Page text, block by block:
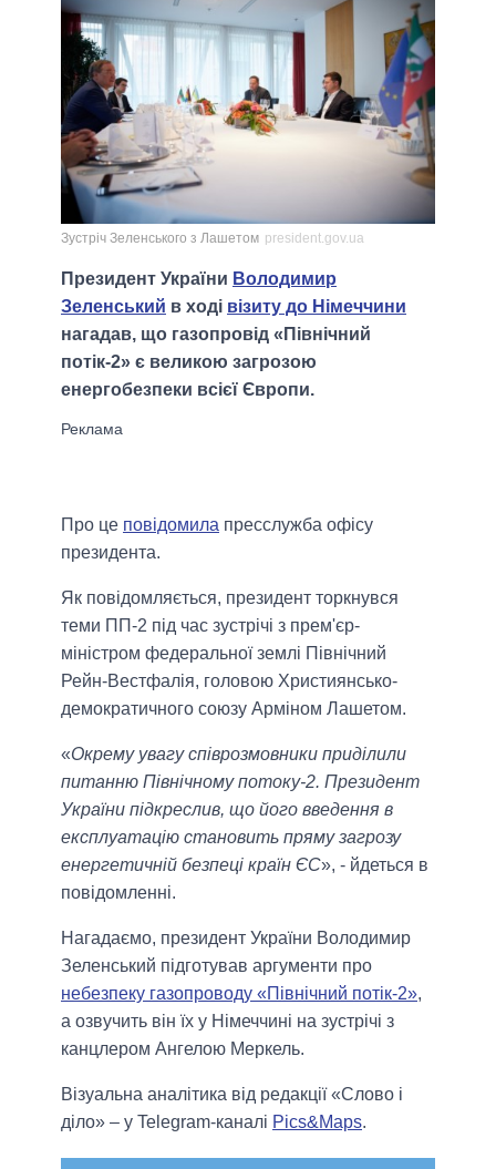
Зустріч Зеленського з Лашетом president.gov.ua
Президент України Володимир
Зеленський в ході візиту до Німеччини
нагадав, що газопровід «Північний
потік-2» є великою загрозою
енергобезпеки всієї Європи.
Про це повідомила пресслужба офісу
президента.
Як повідомляється, президент торкнувся
теми ПП-2 під час зустрічі з прем'єр-
міністром федеральної землі Північний
Рейн-Вестфалія, головою Християнсько-
демократичного союзу Арміном Лашетом.
«Окрему увагу співрозмовники приділили
питанню Північному потоку-2. Президент
України підкреслив, що його введення в
експлуатацію становить пряму загрозу
енергетичній безпеці країн ЄС», - йдеться в
повідомленні.
Нагадаємо, президент України Володимир
Зеленський підготував аргументи про
небезпеку газопроводу «Північний потік-2»,
а озвучить він їх у Німеччині на зустрічі з
канцлером Ангелою Меркель.
Візуальна аналітика від редакції «Слово і
діло» – у Telegram-каналі Pics&Maps.